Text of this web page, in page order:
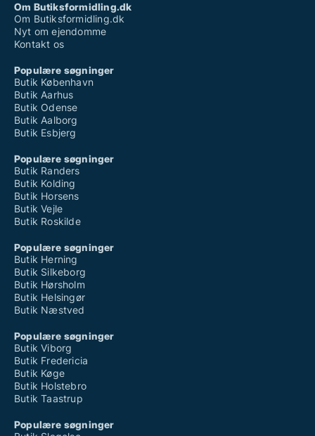
Om Butiksformidling.dk
Om Butiksformidling.dk
Nyt om ejendomme
Kontakt os
Populære søgninger
Butik København
Butik Aarhus
Butik Odense
Butik Aalborg
Butik Esbjerg
Populære søgninger
Butik Randers
Butik Kolding
Butik Horsens
Butik Vejle
Butik Roskilde
Populære søgninger
Butik Herning
Butik Silkeborg
Butik Hørsholm
Butik Helsingør
Butik Næstved
Populære søgninger
Butik Viborg
Butik Fredericia
Butik Køge
Butik Holstebro
Butik Taastrup
Populære søgninger